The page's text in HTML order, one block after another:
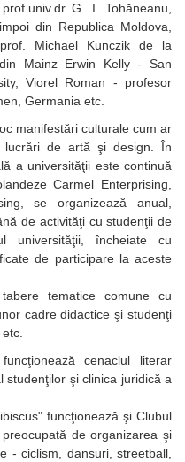
G. I. Tohăneanu,
din Republica Moldova,
Michael Kunczik de la
Mainz Erwin Kelly - San
Viorel Roman - profesor
Germania etc.
manifestări culturale cum ar
de artă şi design. În
a universităţii este continuă
Carmel Enterprising,
se organizează anual,
de activităţi cu studenţii de
universităţii, încheiate cu
de participare la aceste
tematice comune cu
cadre didactice şi studenţi
cenaclul literar
studenţilor şi clinica juridică a
funcţionează şi Clubul
de organizarea şi
- ciclism, dansuri, streetball,